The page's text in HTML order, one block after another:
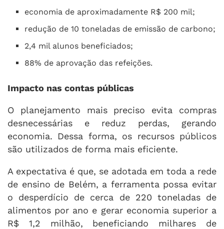
economia de aproximadamente R$ 200 mil;
redução de 10 toneladas de emissão de carbono;
2,4 mil alunos beneficiados;
88% de aprovação das refeições.
Impacto nas contas públicas
O planejamento mais preciso evita compras
desnecessárias e reduz perdas, gerando
economia. Dessa forma, os recursos públicos
são utilizados de forma mais eficiente.
A expectativa é que, se adotada em toda a rede
de ensino de Belém, a ferramenta possa evitar
o desperdício de cerca de 220 toneladas de
alimentos por ano e gerar economia superior a
R$ 1,2 milhão, beneficiando milhares de